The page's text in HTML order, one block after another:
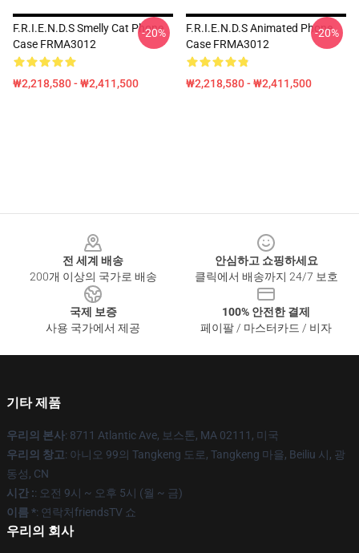
F.R.I.E.N.D.S Smelly Cat Phone
Case FRMA3012
₩2,218,580 - ₩2,411,500
-20%
F.R.I.E.N.D.S Animated Phone
Case FRMA3012
₩2,218,580 - ₩2,411,500
-20%
전 세계 배송
200개 이상의 국가로 배송
안심하고 쇼핑하세요
클릭에서 배송까지 24/7 보호
국제 보증
사용 국가에서 제공
100% 안전한 결제
페이팔 / 마스터카드 / 비자
기타 제품
우리의 본사: 8711 Atlantic Ave, 보스톤, MA 02111, 미국
우리의 창고: 아니오 99의 Tangkeng 도로, Tangkeng 마을, Beiliu 시, 광
동성, CN
시간 :: 오전 9시 ~ 오후 5시 (월 ~ 금)
이름 *: 연락처friendsTV 쇼
우리의 회사